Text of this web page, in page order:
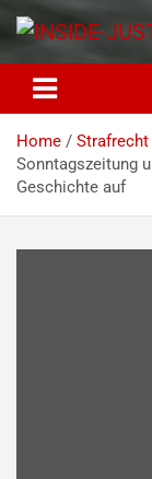
Investigativer
Home
Strafrecht
Sonntagszeitung
Geschichte auf